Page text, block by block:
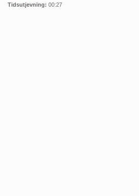
Tidsutjevning: 00:27